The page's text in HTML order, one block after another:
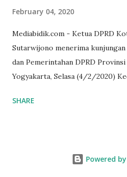
February 04, 2020
Mediabidik.com - Ketua DPRD
Sutarwijono menerima
dan Pemerintahan DPRD
Yogyakarta, Selasa (4/2/2020)
memperkuat Demokrasi
Peneleh. Juga, rumah
SHARE
Powered